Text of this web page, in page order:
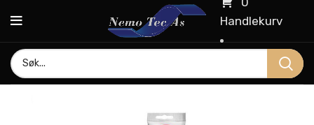
Handlekurv